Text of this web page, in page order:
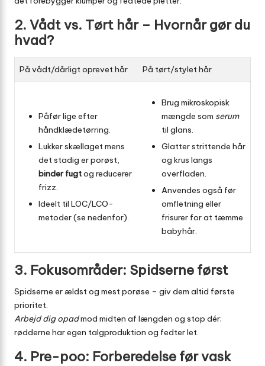
2. Vådt vs. Tørt hår – Hvornår gør du
hvad?
På vådt/dårligt oprevet hår På tørt/stylet hår
Påfør lige efter
håndklædetørring.
Lukker skællaget mens
det stadig er porøst,
binder fugtog reducerer
frizz.
Ideelt til LOC/LCO-
metoder (se nedenfor).
Brug mikroskopisk
mængde som serum
til glans.
Glatter strittende hår
og krus langs
overfladen.
Anvendes også før
omfletning eller
frisurer for at tæmme
babyhår.
3. Fokusområder: Spidserne først
Spidserne er ældst og mest porøse – giv dem altid første
prioritet.
Arbejd dig opadmod midten af længden og stop dér;
rødderne har egen talgproduktion og fedter let.
4. Pre-poo: Forberedelse før vask